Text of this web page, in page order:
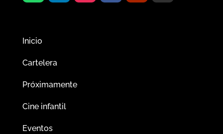
Inicio
Cartelera
Próximamente
Cine infantil
Eventos